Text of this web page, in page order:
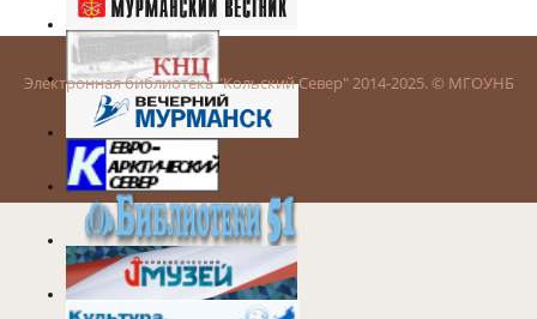
Электронная библиотека "Кольский Север" 2014-2025. © МГОУНБ